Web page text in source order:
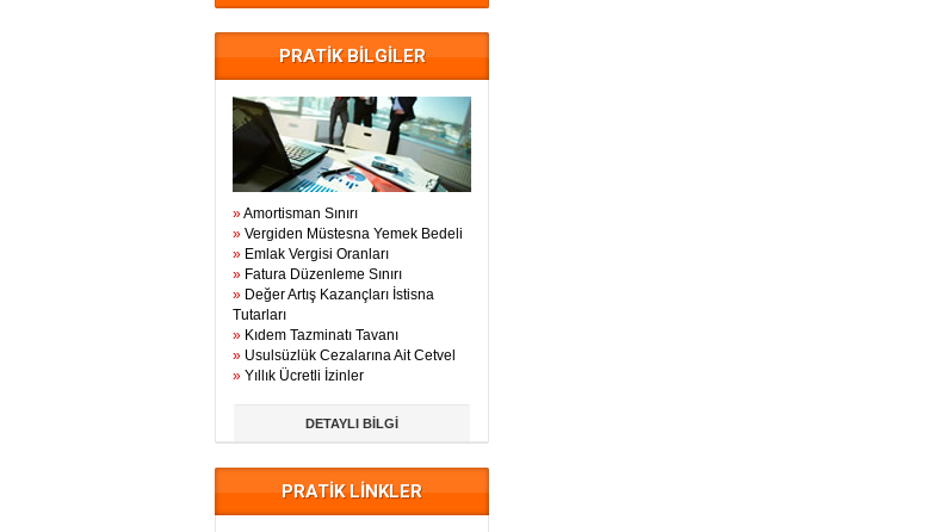
PRATİK BİLGİLER
»Amortisman Sınırı
» Vergiden Müstesna Yemek Bedeli
» Emlak Vergisi Oranları
» Fatura Düzenleme Sınırı
» Değer Artış Kazançları İstisna
Tutarları
» Kıdem Tazminatı Tavanı
» Usulsüzlük Cezalarına Ait Cetvel
» Yıllık Ücretli İzinler
DETAYLI BİLGİ
PRATİK LİNKLER